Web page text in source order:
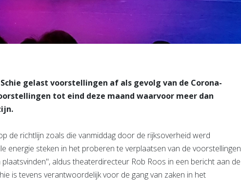
Schie gelast voorstellingen af als gevolg van de Corona-
tot eind deze maand waarvoor meer dan
de richtlijn zoals die vanmiddag door de rijksoverheid werd
energie steken in het proberen te verplaatsen van de voorstellingen
aldus theaterdirecteur Rob Roos in een bericht aan de
is tevens verantwoordelijk voor de gang van zaken in het